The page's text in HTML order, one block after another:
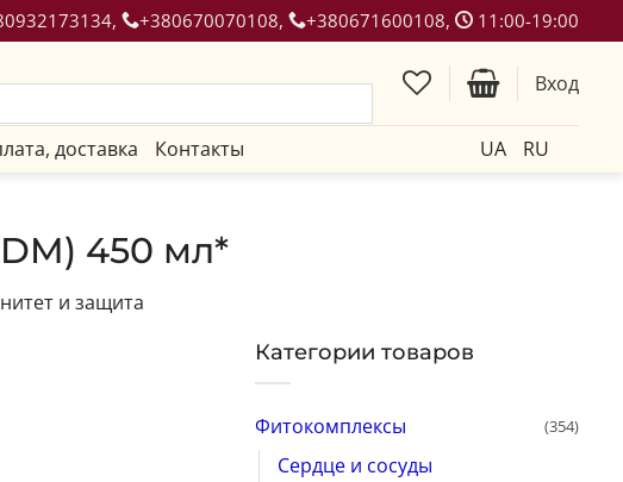
+380670070108, +380671600108, 11:00-19:00
Вход
доставка Контакты UA RU
450 мл*
и защита
Категории товаров
Фитокомплексы (354)
Сердце и сосуды